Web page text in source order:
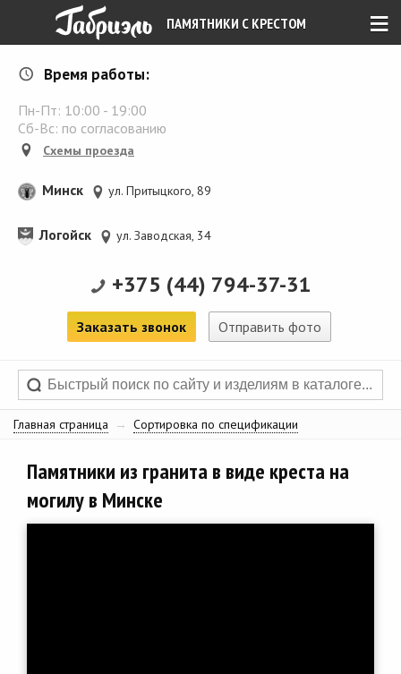
≡
ПАМЯТНИКИ С КРЕСТОМ
Время работы:
Пн-Пт: 10:00 - 19:00
Сб-Вс: по согласованию
Схемы проезда
Минск ул. Притыцкого, 89
Логойск ул. Заводская, 34
+375 (44) 794-37-31
Заказать звонок Отправить фото
Главная страница → Сортировка по спецификации
Памятники из гранита в виде креста на
могилу в Минске